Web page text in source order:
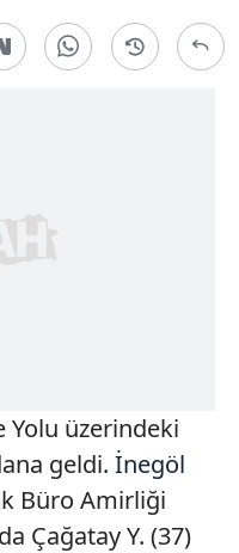
Yolu üzerindeki
geldi. İnegöl
Büro Amirliği
Çağatay Y. (37)